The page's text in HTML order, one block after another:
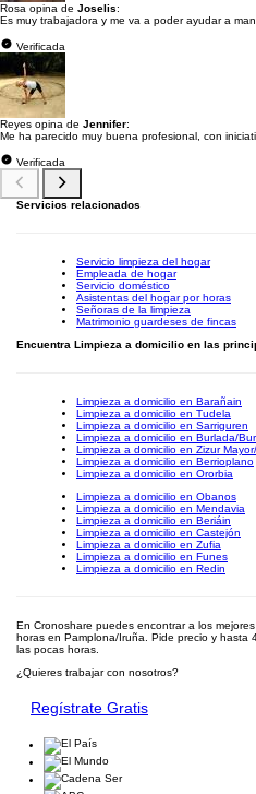
Rosa opina de Joselis:
Es muy trabajadora y me va a poder ayudar a
Verificada
Reyes opina de Jennifer:
Me ha parecido muy buena profesional, con
Verificada
Servicios relacionados
Servicio limpieza del hogar
Empleada de hogar
Servicio doméstico
Asistentas del hogar por horas
Señoras de la limpieza
Matrimonio guardeses de fincas
Encuentra Limpieza a domicilio en las
Limpieza a domicilio en Barañain
Limpieza a domicilio en Tudela
Limpieza a domicilio en Sarriguren
Limpieza a domicilio en Burlada/
Limpieza a domicilio en Zizur
Limpieza a domicilio en Berrioplano
Limpieza a domicilio en Ororbia
Limpieza a domicilio en Obanos
Limpieza a domicilio en Mendavia
Limpieza a domicilio en Beriáin
Limpieza a domicilio en Castejón
Limpieza a domicilio en Zufia
Limpieza a domicilio en Funes
Limpieza a domicilio en Redin
En Cronoshare puedes encontrar a los
horas en Pamplona/Iruña. Pide precio y hasta
las pocas horas.
¿Quieres trabajar con nosotros?
Regístrate Gratis